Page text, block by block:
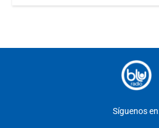
Síguenos